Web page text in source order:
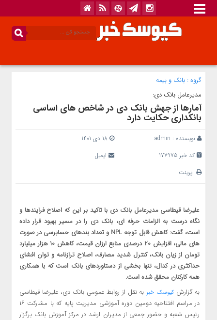
گروه : بانک‌ و بیمه
مدیرعامل بانک دی:
آمارها از جهش بانک دی در شاخص های اساسی
بانکداری حکایت دارد
نویسنده : admin
کد خبر 177975
ایمیل
پرینت
علیرضا قیطاسی مدیرعامل بانک دی با تاکید بر این که اصلاح فرایندها و
نگاه درست به الزامات حرفه ای، بانک دی را در مسیر بهبود قرار داده
است، گفت: کاهش قابل توجه NPL و تعداد بندهای حسابرسی در صورت
های مالی، افزایش ۲۰ درصدی منابع ارزان قیمت، کاهش ۱۰ هزار میلیارد
تومان از زیان بانک، کنترل شدید مصارف، اصلاح ترازنامه و توان افشای
حداکثری در کدال، تنها بخشی از دستاوردهای بانک است که با همکاری
همه کارکنان محقق شده است.
به گزارشکیوسک خبر به نقل از روابط عمومی بانک دی، علیرضا قیطاسی
در مراسم افتتاحیه دومین دوره آموزشی مدیریت پایه که با مشارکت ۱۶
رئیس شعبه و حضور جمعی از مدیران ارشد در مرکز آموزش بانک برگزار